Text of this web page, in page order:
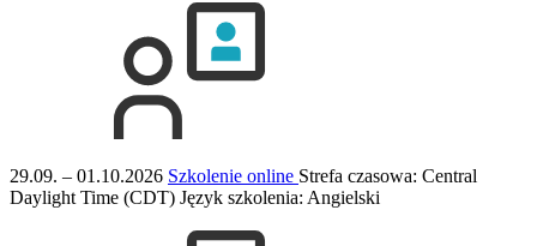
29.09. – 01.10.2026 Szkolenie online Strefa czasowa: Central
Daylight Time (CDT) Język szkolenia: Angielski